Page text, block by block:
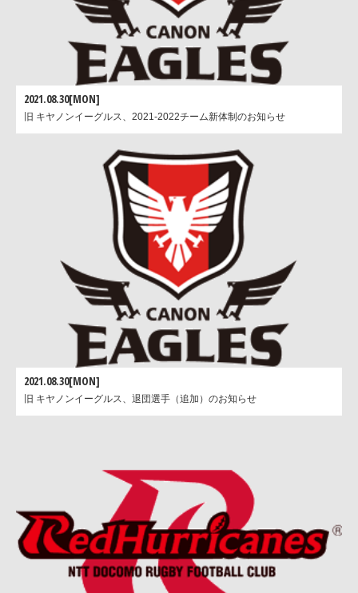
2021.08.30[MON]
旧 キヤノンイーグルス、2021-2022チーム新体制のお知らせ
2021.08.30[MON]
旧 キヤノンイーグルス、退団選手（追加）のお知らせ